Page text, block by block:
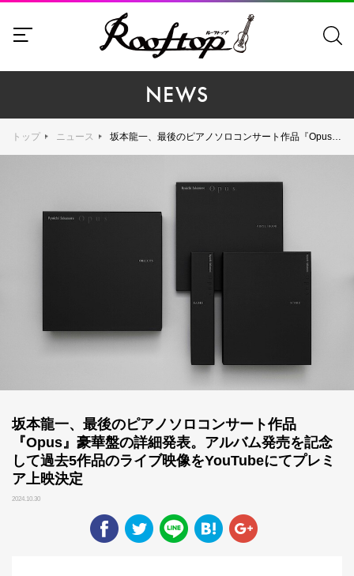
NEWS
トップ ニュース 坂本龍一、最後のピアノソロコンサート作品『Opus』豪華盤の詳細発表。アルバム発売を記念して過去5作品のライブ映像をYouTubeにてプレミア上映決定
坂本龍一、最後のピアノソロコンサート作品
『Opus』豪華盤の詳細発表。アルバム発売を記念
して過去5作品のライブ映像をYouTubeにてプレミ
ア上映決定
2024.10.30